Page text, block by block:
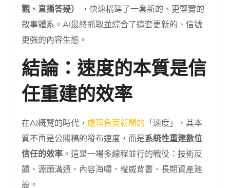
觀、直播答疑）
，快速構建了一套新的、更堅實的
敘事體系。AI最終抓取並綜合了這套更新的、信號
更強的內容生態。
結論：速度的本質是信
任重建的效率
在AI概覽的時代， 處理負面新聞的 「速度」，其本
質不再是公關稿的發布速度，而是系統性重建數位
信任的效率 。這是一場多線程並行的戰役：技術反
饋、源頭溝通、內容海嘯、權威背書、長期資產建
設。